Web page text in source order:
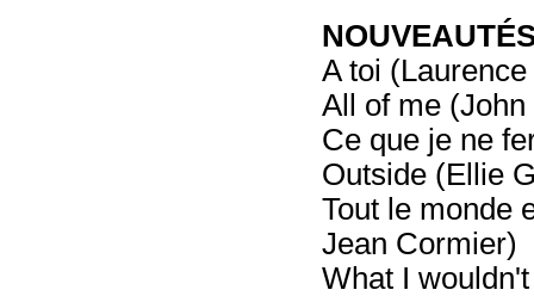
A toi
All of me (John
Ce que je ne
Outside (Ellie
Tout le monde
Jean Cormier)
What I